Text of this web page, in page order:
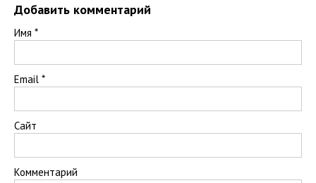
Добавить комментарий
Имя *
Email *
Сайт
Комментарий